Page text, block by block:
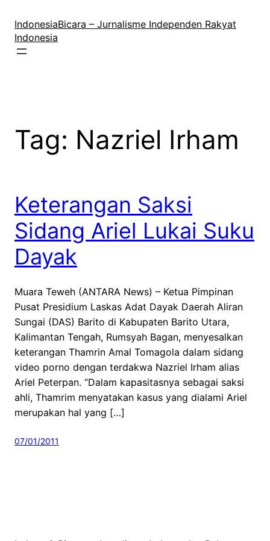
konten
IndonesiaBicara – Jurnalisme Independen Rakyat
Indonesia
Tag: Nazriel Irham
Keterangan Saksi
Sidang Ariel Lukai Suku
Dayak
Muara Teweh (ANTARA News) – Ketua Pimpinan
Pusat Presidium Laskas Adat Dayak Daerah Aliran
Sungai (DAS) Barito di Kabupaten Barito Utara,
Kalimantan Tengah, Rumsyah Bagan, menyesalkan
keterangan Thamrin Amal Tomagola dalam sidang
video porno dengan terdakwa Nazriel Irham alias
Ariel Peterpan. “Dalam kapasitasnya sebagai saksi
ahli, Thamrim menyatakan kasus yang dialami Ariel
merupakan hal yang […]
07/01/2011